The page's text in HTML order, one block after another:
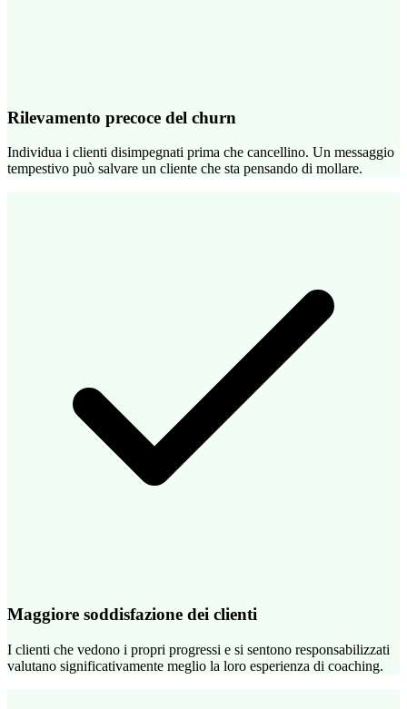
Rilevamento precoce del churn
Individua i clienti disimpegnati prima che cancellino. Un messaggio
tempestivo può salvare un cliente che sta pensando di mollare.
Maggiore soddisfazione dei clienti
I clienti che vedono i propri progressi e si sentono responsabilizzati
valutano significativamente meglio la loro esperienza di coaching.